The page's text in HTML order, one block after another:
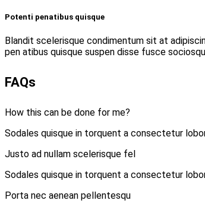
Potenti penatibus quisque
Blandit scelerisque condimentum sit at
pen atibus quisque suspen disse fusce
FAQs
How this can be done for me?
Sodales quisque in torquent a consectetur
Justo ad nullam scelerisque fel
Sodales quisque in torquent a consectetur
Porta nec aenean pellentesqu